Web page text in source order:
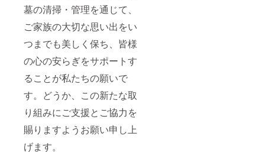
墓の清掃・管理を通じて、
ご家族の大切な思い出をい
つまでも美しく保ち、皆様
の心の安らぎをサポートす
ることが私たちの願いで
す。どうか、この新たな取
り組みにご支援とご協力を
賜りますようお願い申し上
げます。